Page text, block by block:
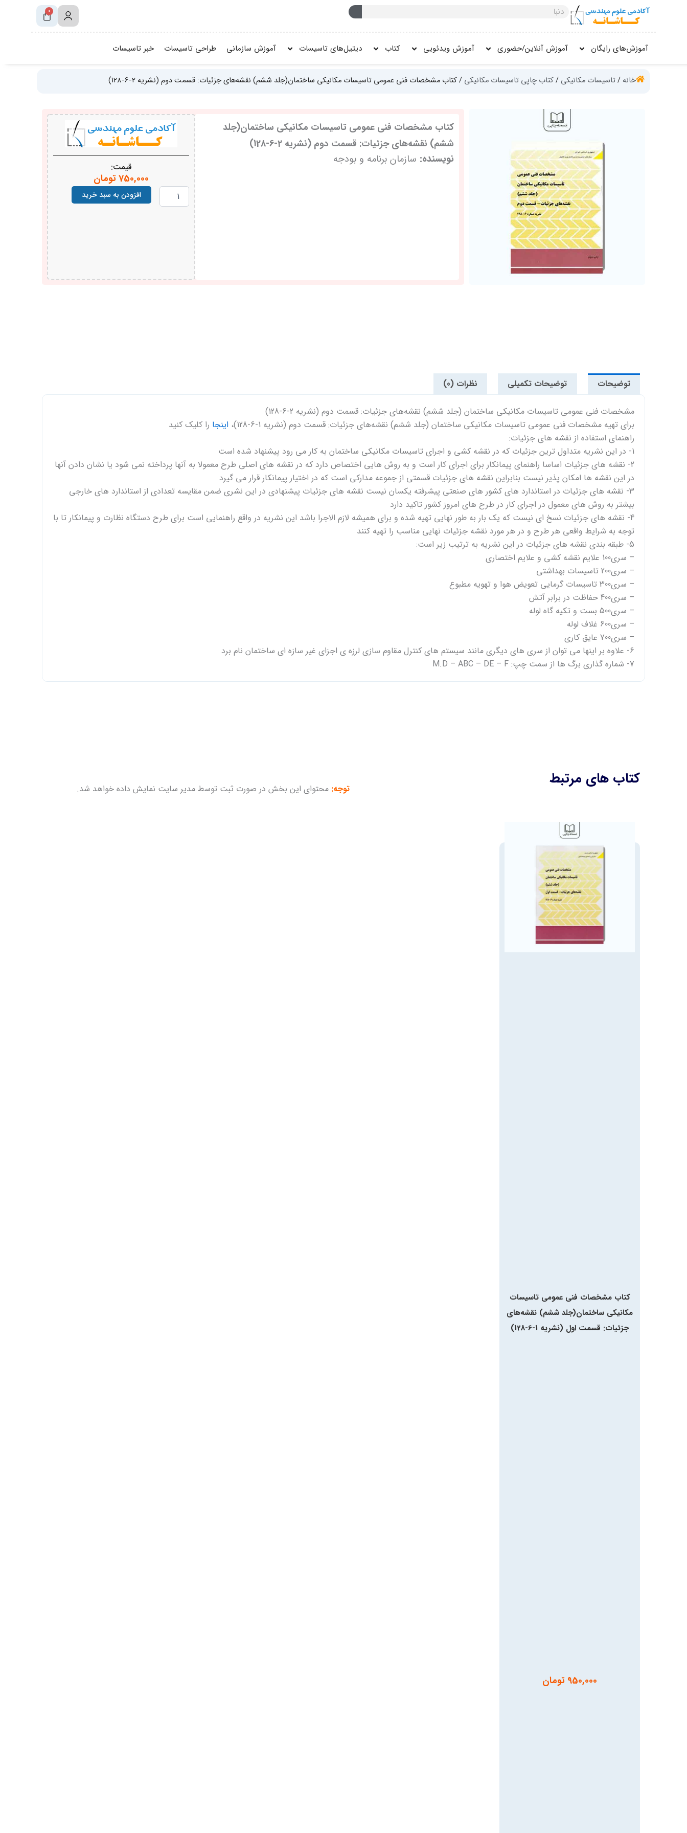
جستجو
0
سبد
خرید
آموزش‌های رایگان آموزش آنلاین/حضوری آموزش ویدئویی کتاب دیتیل‌های تاسیسات آموزش سازمانی طراحی تاسیسات خبر تاسیسات
خانه /تاسیسات مکانیکی /کتاب چاپی تاسیسات مکانیکی / کتاب مشخصات فنی عمومی تاسیسات مکانیکی ساختمان(جلد ششم) نقشه‌های جزئیات: قسمت دوم (نشریه 2-6-128)
کتاب مشخصات فنی عمومی تاسیسات مکانیکی ساختمان(جلد
ششم) نقشه‌های جزئیات: قسمت دوم (نشریه 2-6-128)
نویسنده: سازمان برنامه و بودجه
قیمت:
750,000تومان
کتاب
مشخصات
جزئیات:
افزودن به سبد خرید
توضیحات توضیحات تکمیلی نظرات (0)
مشخصات فنی عمومی تاسیسات مکانیکی ساختمان (جلد ششم) نقشه‌های جزئیات: قسمت دوم (نشریه 2-6-128)
برای تهیه مشخصات فنی عمومی تاسیسات مکانیکی ساختمان (جلد ششم) نقشه‌های جزئیات: قسمت دوم (نشریه 1-6-128)،
اینجا را کلیک کنید
راهنمای استفاده از نقشه های جزئیات:
1- در این نشریه متداول ترین جزئیات که در نقشه کشی و اجرای تاسیسات مکانیکی ساختمان به کار می رود پیشنهاد شده است
2- نقشه های جزئیات اساسا راهنمای پیمانکار برای اجرای کار است و به روش هایی اختصاص دارد که در نقشه های اصلی طرح معمولا به آنها پرداخته نمی شود یا نشان دادن آنها
در این نقشه ها امکان پذیر نیست بنابراین نقشه های جزئیات قسمتی از جموعه مدارکی است که در اختیار پیمانکار قرار می گیرد
3- نقشه های جزئیات در استاندارد های کشور های صنعتی پیشرفته یکسان نیست نقشه های جزئیات پیشنهادی در این نشری ضمن مقایسه تعدادی از استاندارد های خارجی
بیشتر به روش های معمول در اجرای کار در طرح های امروز کشور تاکید دارد
4- نقشه های جزئیات نسخ ای نیست که یک بار به طور نهایی تهیه شده و برای همیشه لازم الاجرا باشد این نشریه در واقع راهنمایی است برای طرح دستگاه نظارت و پیمانکار تا با
توجه به شرایط واقعی هر طرح و در هر مورد نقشه جزئیات نهایی مناسب را تهیه کنند
5- طبقه بندی نقشه های جزئیات در این نشریه به ترتیب زیر است:
– سری100 علایم نقشه کشی و علایم اختصاری
– سری200 تاسیسات بهداشتی
– سری300 تاسیسات گرمایی تعویض هوا و تهویه مطبوع
– سری400 حفاظت در برابر آتش
– سری500 بست و تکیه گاه لوله
– سری600 غلاف لوله
– سری700 عایق کاری
6- علاوه بر اینها می توان از سری های دیگری مانند سیستم های کنترل مقاوم سازی لرزه ی اجزای غیر سازه ای ساختمان نام برد
7- شماره گذاری برگ ها از سمت چپ: M.D – ABC – DE – F
کتاب های مرتبط توجه: محتوای این بخش در صورت ثبت توسط مدیر سایت نمایش داده خواهد شد.
کتاب مشخصات فنی عمومی تاسیسات
مکانیکی ساختمان(جلد ششم) نقشه‌های
جزئیات: قسمت اول (نشریه 1-6-128)
950,000 تومان